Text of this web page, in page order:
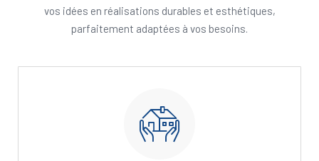
vos idées en réalisations durables et esthétiques,
parfaitement adaptées à vos besoins.